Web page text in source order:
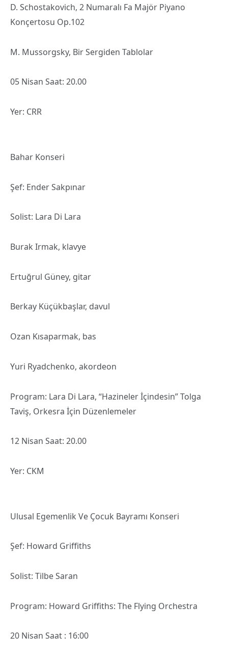
D. Schostakovich, 2 Numaralı Fa Majör Piyano
Konçertosu Op.102
M. Mussorgsky, Bir Sergiden Tablolar
05 Nisan Saat: 20.00
Yer: CRR
Bahar Konseri
Şef: Ender Sakpınar
Solist: Lara Di Lara
Burak Irmak, klavye
Ertuğrul Güney, gitar
Berkay Küçükbaşlar, davul
Ozan Kısaparmak, bas
Yuri Ryadchenko, akordeon
Program: Lara Di Lara, “Hazineler İçindesin” Tolga
Taviş, Orkesra İçin Düzenlemeler
12 Nisan Saat: 20.00
Yer: CKM
Ulusal Egemenlik Ve Çocuk Bayramı Konseri
Şef: Howard Griffiths
Solist: Tilbe Saran
Program: Howard Griffiths: The Flying Orchestra
20 Nisan Saat : 16:00